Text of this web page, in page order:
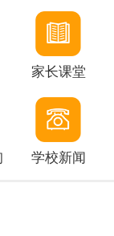
家长课堂
学校新闻